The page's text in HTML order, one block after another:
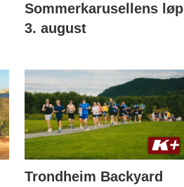
Sommerkarusellens løp
3. august
Trondheim Backyard